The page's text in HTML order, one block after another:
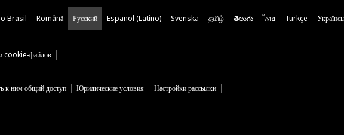
Brasil Română Русский Español (Latino) Svenska தமிழ் తెలుగు ไทย Türkçe
cookie-файлов
к ним общий доступ Юридические условия Настройки рассылки